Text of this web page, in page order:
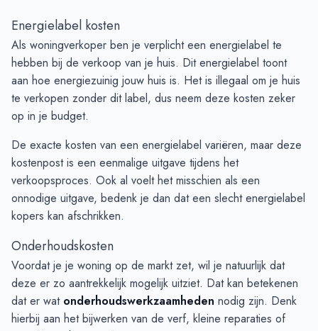
Energielabel kosten
Als woningverkoper ben je verplicht een energielabel te
hebben bij de verkoop van je huis. Dit energielabel toont
aan hoe energiezuinig jouw huis is. Het is illegaal om je huis
te verkopen zonder dit label, dus neem deze kosten zeker
op in je budget.
De exacte kosten van een energielabel variëren, maar deze
kostenpost is een eenmalige uitgave tijdens het
verkoopsproces. Ook al voelt het misschien als een
onnodige uitgave, bedenk je dan dat een slecht energielabel
kopers kan afschrikken.
Onderhoudskosten
Voordat je je woning op de markt zet, wil je natuurlijk dat
deze er zo aantrekkelijk mogelijk uitziet. Dat kan betekenen
dat er wat onderhoudswerkzaamheden nodig zijn. Denk
hierbij aan het bijwerken van de verf, kleine reparaties of